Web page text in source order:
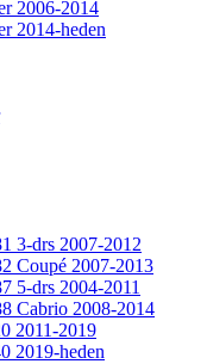
2006-2014
2014-heden
3-drs 2007-2012
Coupé 2007-2013
5-drs 2004-2011
Cabrio 2008-2014
2011-2019
2019-heden